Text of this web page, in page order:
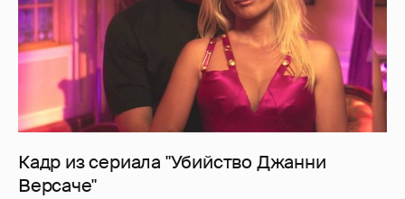
Кадр из сериала "Убийство Джанни
Версаче"